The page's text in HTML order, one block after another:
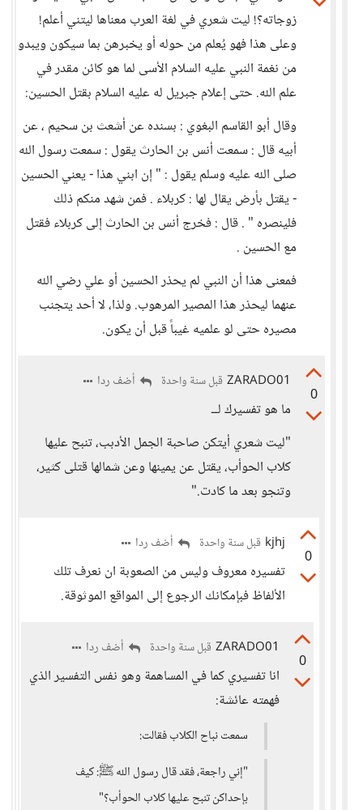
زوجاته؟! ليت شعري في لغة العرب معناها ليتني أعلم!
وعلى هذا فهو يُعلم من حوله أو يخبرهن بما سيكون ويبدو
من نغمة النبي عليه السلام الأسى لما هو كائن مقدر في
علم الله. حتى إعلام جبريل له عليه السلام بقتل الحسين:
وقال أبو القاسم البغوي : بسنده عن أشعث بن سحيم ، عن
أبيه قال : سمعت أنس بن الحارث يقول : سمعت رسول الله
صلى الله عليه وسلم يقول : " إن ابني هذا - يعني الحسين
- يقتل بأرض يقال لها : كربلاء . فمن شهد منكم ذلك
فلينصره " . قال : فخرج أنس بن الحارث إلى كربلاء فقتل
مع الحسين .
فمعنى هذا أن النبي لم يحذر الحسين أو علي رضي الله
عنهما ليحذر هذا المصير المرهوب. ولذا، لا أحد يتجنب
مصيره حتى لو علميه غيباً قبل أن يكون.
0
ZARADO01 قبل سنة واحدة أضف ردا
ما هو تفسيرك لــ
"ليت شعري أيتكن صاحبة الجمل الأدبب، تنبح عليها
كلاب الحوأب، يقتل عن يمينها وعن شمالها قتلى كثير،
وتنجو بعد ما كادت."
0
kjhj قبل سنة واحدة أضف ردا
تفسيره معروف وليس من الصعوبة ان نعرف تلك
الألفاظ فبإمكانك الرجوع إلى المواقع الموثوقة.
0
ZARADO01 قبل سنة واحدة أضف ردا
انا تفسيري كما في المساهمة وهو نفس التفسير الذي
فهمته عائشة:
سمعت نباح الكلاب فقالت:
"إني راجعة، فقد قال رسول الله ﷺ: كيف
بإحداكن تنبح عليها كلاب الحوأب؟"